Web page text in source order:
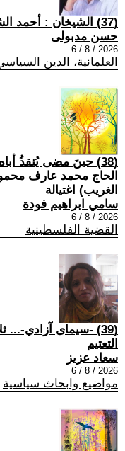
(37) الشيخان : أحمد الشرع ونعيم قاسم
حسن مدبولى
2026 / 8 / 6
العلمانية، الدين
(38) حينَ مضى يُنقذُ
الحاج محمد عارف
الغريب) اغتيالة
سامي ابراهيم فودة
2026 / 8 / 6
القضية الفلسطينية
(39) -سيمای آزادي-...
التعتيم
سعاد عزيز
2026 / 8 / 6
مواضيع وابحاث سياسية